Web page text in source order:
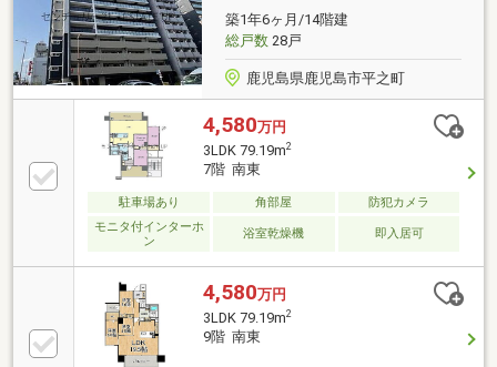
築1年6ヶ月/14階建
総戸数28戸
鹿児島県鹿児島市平之町
4,580万円
3LDK 79.19m2
7階 南東
駐車場あり 角部屋
防犯カメラ
モニタ付インターホ
ン
浴室乾燥機 即入居可
4,580万円
3LDK 79.19m2
9階 南東